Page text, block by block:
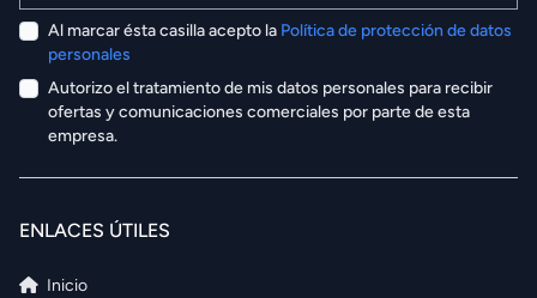
Al marcar ésta casilla acepto la Política de protección de datos
personales
Autorizo el tratamiento de mis datos personales para recibir
ofertas y comunicaciones comerciales por parte de esta
empresa.
ENLACES ÚTILES
Inicio